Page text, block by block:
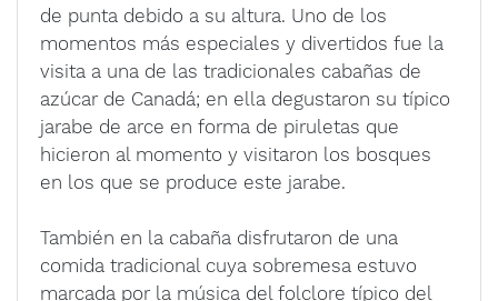
de punta debido a su altura. Uno de los
momentos más especiales y divertidos fue la
visita a una de las tradicionales cabañas de
azúcar de Canadá; en ella degustaron su típico
jarabe de arce en forma de piruletas que
hicieron al momento y visitaron los bosques
en los que se produce este jarabe.
También en la cabaña disfrutaron de una
comida tradicional cuya sobremesa estuvo
marcada por la música del folclore típico del